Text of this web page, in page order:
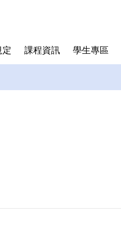
課程資訊 學生專區